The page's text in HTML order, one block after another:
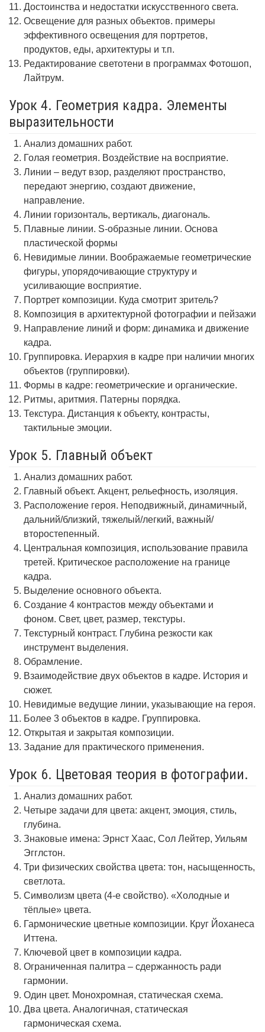
Достоинства и недостатки искусственного света.
Освещение для разных объектов. примеры
эффективного освещения для портретов,
продуктов, еды, архитектуры и т.п.
Редактирование светотени в программах Фотошоп,
Лайтрум.
Урок 4. Геометрия кадра. Элементы
выразительности
Анализ домашних работ.
Голая геометрия. Воздействие на восприятие.
Линии – ведут взор, разделяют пространство,
передают энергию, создают движение,
направление.
Линии горизонталь, вертикаль, диагональ.
Плавные линии. S-образные линии. Основа
пластической формы
Невидимые линии. Воображаемые геометрические
фигуры, упорядочивающие структуру и
усиливающие восприятие.
Портрет композиции. Куда смотрит зритель?
Композиция в архитектурной фотографии и пейзажи
Направление линий и форм: динамика и движение
кадра.
Группировка. Иерархия в кадре при наличии многих
объектов (группировки).
Формы в кадре: геометрические и органические.
Ритмы, аритмия. Патерны порядка.
Текстура. Дистанция к объекту, контрасты,
тактильные эмоции.
Урок 5. Главный объект
Анализ домашних работ.
Главный объект. Акцент, рельефность, изоляция.
Расположение героя. Неподвижный, динамичный,
дальний/близкий, тяжелый/легкий, важный/
второстепенный.
Центральная композиция, использование правила
третей. Критическое расположение на границе
кадра.
Выделение основного объекта.
Создание 4 контрастов между объектами и
фоном. Свет, цвет, размер, текстуры.
Текстурный контраст. Глубина резкости как
инструмент выделения.
Обрамление.
Взаимодействие двух объектов в кадре. История и
сюжет.
Невидимые ведущие линии, указывающие на героя.
Более 3 объектов в кадре. Группировка.
Открытая и закрытая композиции.
Задание для практического применения.
Урок 6. Цветовая теория в фотографии.
Анализ домашних работ.
Четыре задачи для цвета: акцент, эмоция, стиль,
глубина.
Знаковые имена: Эрнст Хаас, Сол Лейтер, Уильям
Эгглстон.
Три физических свойства цвета: тон, насыщенность,
светлота.
Символизм цвета (4-е свойство). «Холодные и
тёплые» цвета.
Гармонические цветные композиции. Круг Йоханеса
Иттена.
Ключевой цвет в композиции кадра.
Ограниченная палитра – сдержанность ради
гармонии.
Один цвет. Монохромная, статическая схема.
Два цвета. Аналогичная, статическая
гармоническая схема.